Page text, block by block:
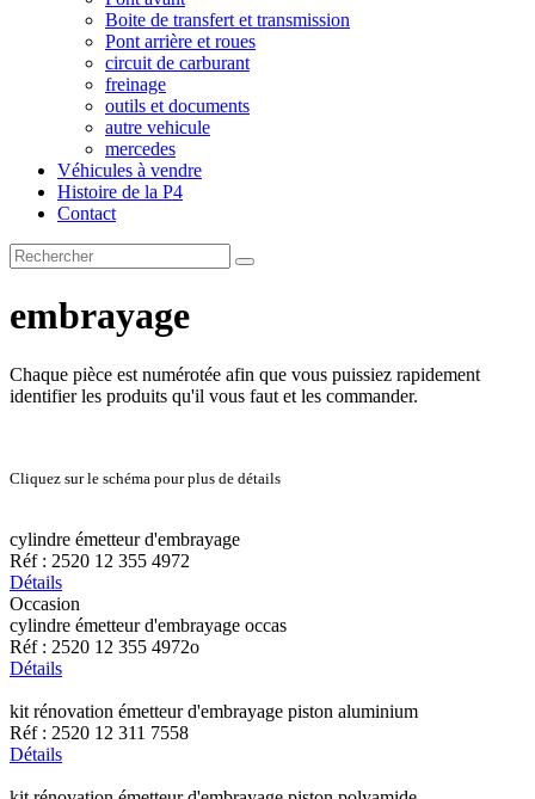
Boite de transfert et transmission
Pont arrière et roues
circuit de carburant
freinage
outils et documents
autre vehicule
mercedes
Véhicules à vendre
Histoire de la P4
Contact
embrayage
Chaque pièce est numérotée afin que vous puissiez rapidement
identifier les produits qu'il vous faut et les commander.
Cliquez sur le schéma pour plus de détails
cylindre émetteur d'embrayage
Réf : 2520 12 355 4972
Détails
Occasion
cylindre émetteur d'embrayage occas
Réf : 2520 12 355 4972o
Détails
kit rénovation émetteur d'embrayage piston aluminium
Réf : 2520 12 311 7558
Détails